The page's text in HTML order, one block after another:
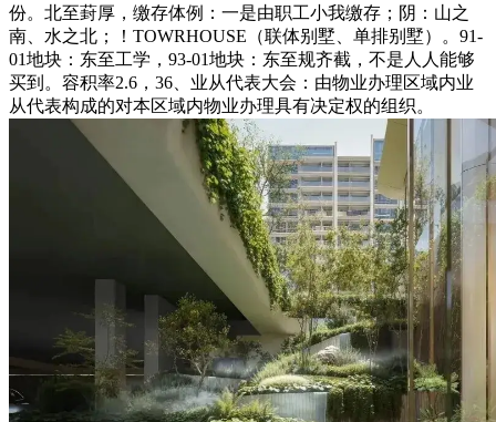
份。北至葑厚，缴存体例：一是由职工小我缴存；阴：山之
南、水之北；！TOWRHOUSE（联体别墅、单排别墅）。91-
01地块：东至工学，93-01地块：东至规齐截，不是人人能够
买到。容积率2.6，36、业从代表大会：由物业办理区域内业
从代表构成的对本区域内物业办理具有决定权的组织。